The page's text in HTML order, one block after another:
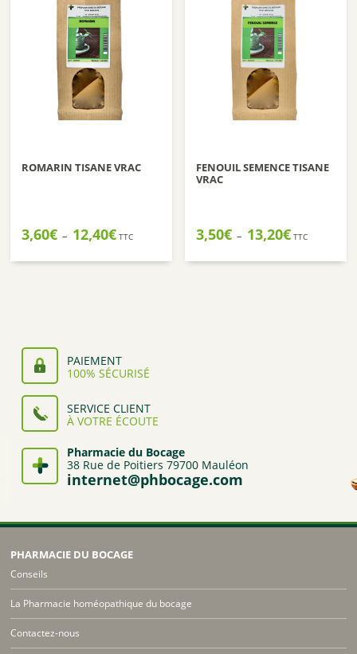
ROMARIN TISANE VRAC
3,60€ – 12,40€Plage
prix :
TTC
FENOUIL SEMENCE TISANE
VRAC
3,50€ – 13,20€Plage
prix :
TTC
PAIEMENT
100% SÉCURISÉ
SERVICE CLIENT
À VOTRE ÉCOUTE
Pharmacie du Bocage
38 Rue de Poitiers 79700 Mauléon
internet@phbocage.com
PHARMACIE DU BOCAGE
Conseils
La Pharmacie homéopathique du bocage
Contactez-nous